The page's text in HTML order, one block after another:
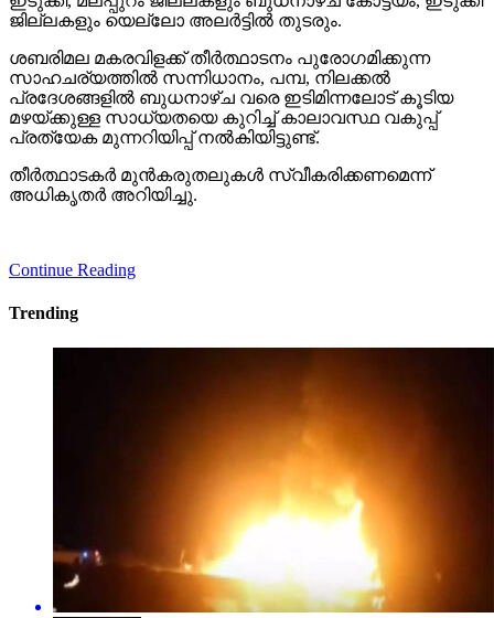
ജില്ലകളും യെല്ലോ അലര്‍ട്ടില്‍ തുടരും.
ശബരിമല മകരവിളക്ക് തീര്‍ത്ഥാടനം പുരോഗമിക്കുന്ന
സാഹചര്യത്തില്‍ സന്നിധാനം, പമ്പ, നിലക്കല്‍
പ്രദേശങ്ങളില്‍ ബുധനാഴ്ച വരെ ഇടിമിന്നലോട് കൂടിയ
മഴയ്ക്കുള്ള സാധ്യതയെ കുറിച്ച് കാലാവസ്ഥ വകുപ്പ്
പ്രത്യേക മുന്നറിയിപ്പ് നല്‍കിയിട്ടുണ്ട്.
തീര്‍ത്ഥാടകര്‍ മുന്‍കരുതലുകള്‍ സ്വീകരിക്കണമെന്ന്
അധികൃതര്‍ അറിയിച്ചു.
Continue Reading
Trending